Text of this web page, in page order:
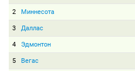
2 Миннесота
3 Даллас
4 Эдмонтон
5 Вегас